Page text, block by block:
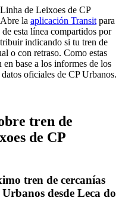
de Leixoes de CP
la aplicación Transit para
esta línea compartidos por
indicando si tu tren de
o con retraso. Como estas
en base a los informes de los
oficiales de CP Urbanos.
tren de
de CP
tren de cercanías
desde Leca do